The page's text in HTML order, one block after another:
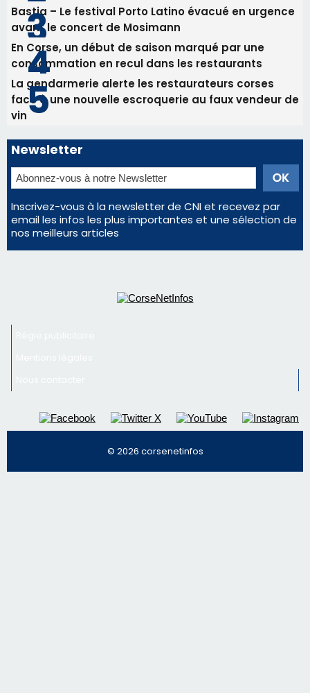
Bastia – Le festival Porto Latino évacué en urgence
avant le concert de Mosimann
En Corse, un début de saison marqué par une
consommation en recul dans les restaurants
La gendarmerie alerte les restaurateurs corses
face à une nouvelle escroquerie au faux vendeur de
vin
Newsletter
Inscrivez-vous à la newsletter de CNI et recevez par
email les infos les plus importantes et une sélection de
nos meilleurs articles
© 2026 corsenetinfos